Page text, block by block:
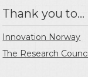
Thank you to...
Innovation Norway
The Research